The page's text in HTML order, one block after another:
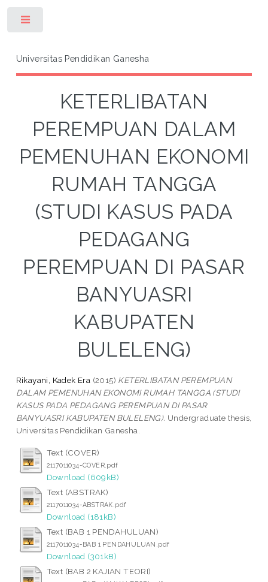
Universitas Pendidikan Ganesha
KETERLIBATAN
PEREMPUAN DALAM
PEMENUHAN EKONOMI
RUMAH TANGGA
(STUDI KASUS PADA
PEDAGANG
PEREMPUAN DI PASAR
BANYUASRI
KABUPATEN
BULELENG)
Rikayani, Kadek Era (2015) KETERLIBATAN PEREMPUAN
DALAM PEMENUHAN EKONOMI RUMAH TANGGA (STUDI
KASUS PADA PEDAGANG PEREMPUAN DI PASAR
BANYUASRI KABUPATEN BULELENG). Undergraduate thesis,
Universitas Pendidikan Ganesha.
Text (COVER)
2117011034-COVER.pdf
Download (609kB)
Text (ABSTRAK)
2117011034-ABSTRAK.pdf
Download (181kB)
Text (BAB 1 PENDAHULUAN)
2117011034-BAB 1 PENDAHULUAN.pdf
Download (301kB)
Text (BAB 2 KAJIAN TEORI)